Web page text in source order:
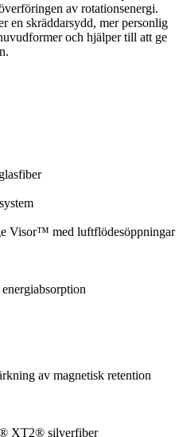
av rotationsenergi.
en skräddarsydd, mer personlig
och hjälper till att ge
Visor™ med luftflödesöppningar
av magnetisk retention
XT2® silverfiber